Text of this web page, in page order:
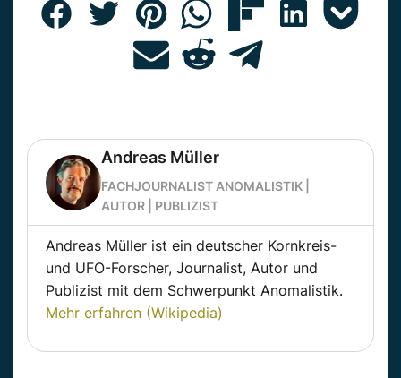
Andreas Müller
FACHJOURNALIST ANOMALISTIK |
AUTOR | PUBLIZIST
Andreas Müller ist ein deutscher Kornkreis-
und UFO-Forscher, Journalist, Autor und
Publizist mit dem Schwerpunkt Anomalistik.
Mehr erfahren (Wikipedia)